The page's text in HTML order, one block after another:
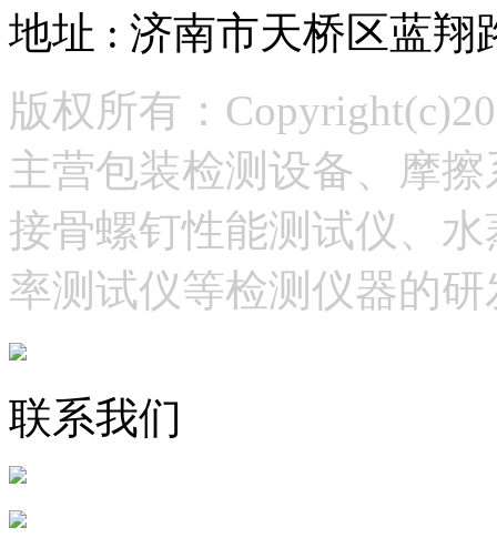
地址 : 济南市天桥区蓝翔
版权所有：
主营包装检测设备、摩
接骨螺钉性能测试仪、
率测试仪等检测仪器的
联系我们